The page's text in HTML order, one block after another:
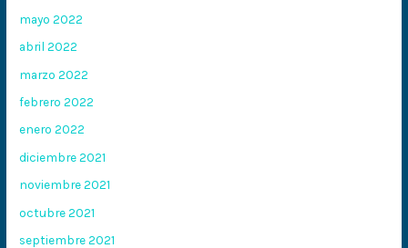
mayo 2022
abril 2022
marzo 2022
febrero 2022
enero 2022
diciembre 2021
noviembre 2021
octubre 2021
septiembre 2021